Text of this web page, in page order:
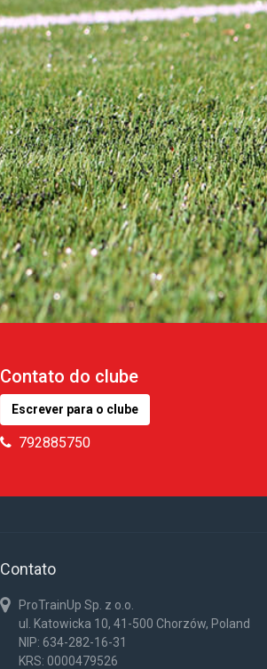
Contato do clube
Escrever para o clube
792885750
Contato
ProTrainUp Sp. z o.o.
ul. Katowicka 10, 41-500 Chorzów, Poland
NIP: 634-282-16-31
KRS: 0000479526